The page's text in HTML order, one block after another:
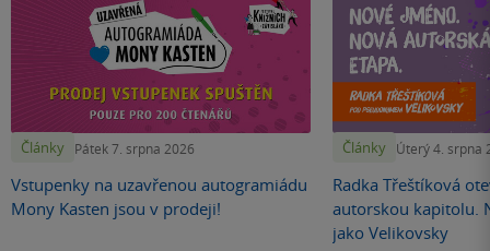
Články Pátek 7. srpna 2026
Vstupenky na uzavřenou autogramiádu
Mony Kasten jsou v prodeji!
Články Úterý 4. srpna
Radka Třeštíková
autorskou kapitolu.
jako Velikovsky